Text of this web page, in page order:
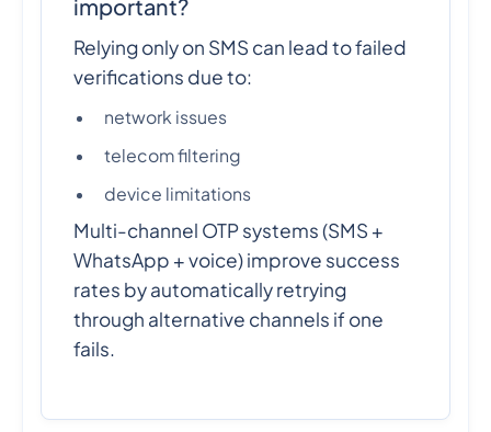
important?
Relying only on SMS can lead to failed
verifications due to:
network issues
telecom filtering
device limitations
Multi-channel OTP systems (SMS +
WhatsApp + voice) improve success
rates by automatically retrying
through alternative channels if one
fails.